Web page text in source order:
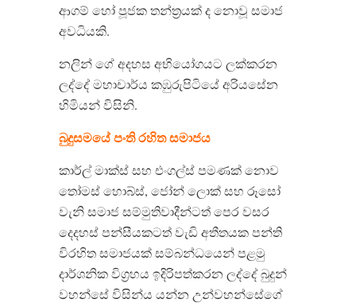
ආගම් හෝ පූජක තන්ත්‍රයක් ද නොවූ සමාජ
අවධියකි.
නලින් ගේ අදහස අභියෝගයට ලක්කරන
ලද්දේ මහාචාර්ය කඹුරුපිටියේ අරියසේන
හිමියන් විසිනි.
බුදුසමයේ පංති රහිත සමාජය
කාර්ල් මාක්ස් සහ එංගල්ස් පමණක් නොව
තෝමස් හොබ්ස්, ජෝන් ලොක් සහ රූසෝ
වැනි සමාජ සම්මුතිවාදීන්ටත් පෙර වසර
දෙදහස් පන්සීයකටත් වැඩි අතීතයක පන්ති
විරහිත සමාජයක් සම්බන්ධයෙන් පළමු
දාර්ශනික විග්‍රහය ඉදිරිපත්කරන ලද්දේ බුදුන්
වහන්සේ විසින්ය යන්න උන්වහන්සේගේ